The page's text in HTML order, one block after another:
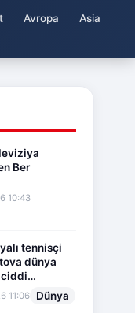
Avropa
Asia
Ber
10:43
tennisçi
dünya
atdı
11:06 Dünya